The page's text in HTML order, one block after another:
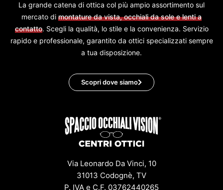
La grande catena di ottica col più ampio assortimento sul
mercato di montature da vista, occhiali da sole e lenti a
contatto. Scegli la qualità, lo stile e la convenienza. Servizio
rapido e professionale, garantito da ottici specializzati sempre
a tua disposizione.
Scopri dove siamo
Via Leonardo Da Vinci, 10
31013 Codognè, TV
P. IVA e C.F. 03762440265